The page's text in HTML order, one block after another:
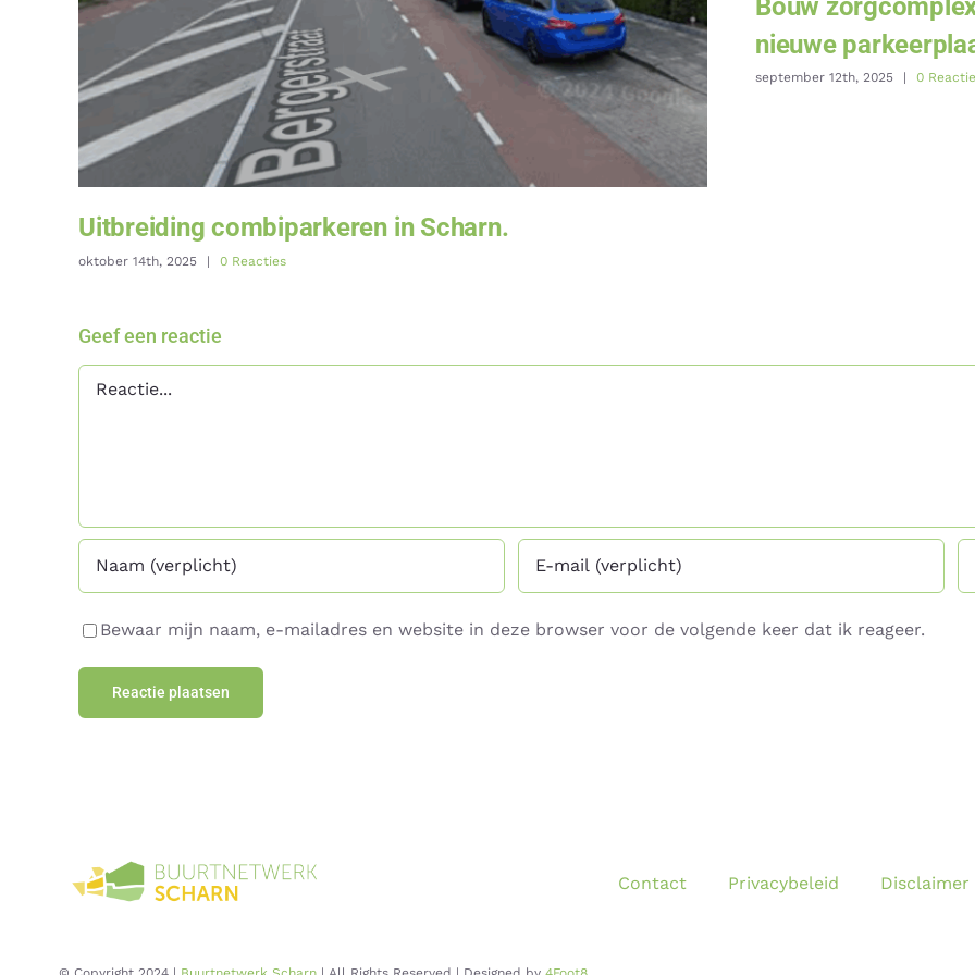
Uitbreiding combiparkeren in Scharn.
oktober 14th, 2025 | 0 Reacties
Bouw
nieuwe
september 12th, 2025 | 0
Geef een reactie
Bewaar mijn naam, e-mailadres en website in deze browser voor de volgende keer dat ik reageer.
Contact Privacybeleid Disclaimer